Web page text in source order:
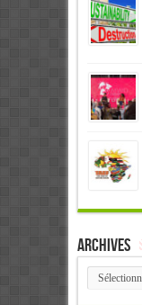
Archives
Archives